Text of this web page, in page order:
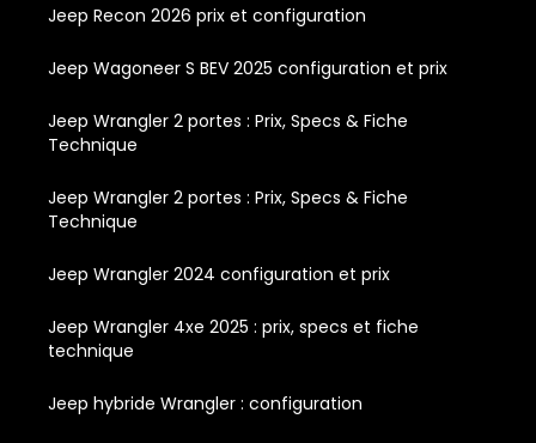
Jeep Recon 2026 prix et configuration
Jeep Wagoneer S BEV 2025 configuration et prix
Jeep Wrangler 2 portes : Prix, Specs & Fiche
Technique
Jeep Wrangler 2 portes : Prix, Specs & Fiche
Technique
Jeep Wrangler 2024 configuration et prix
Jeep Wrangler 4xe 2025 : prix, specs et fiche
technique
Jeep hybride Wrangler : configuration